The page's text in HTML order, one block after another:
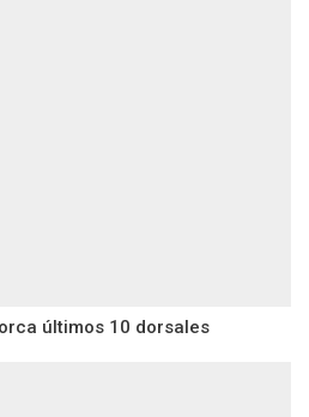
últimos 10 dorsales